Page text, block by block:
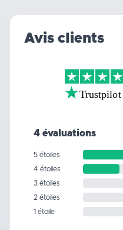
Avis clients
Trustpilot
4 évaluations
5 étoiles
4 étoiles
3 étoiles
2 étoiles
1 étoile